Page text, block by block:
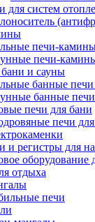
для систем
печи-
печи-
и сауны
банные печи
банные
печи для бани
печи
и регистры для
оборудование
отдыха
печи